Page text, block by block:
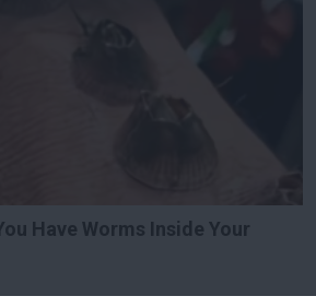
Have Worms Inside Your